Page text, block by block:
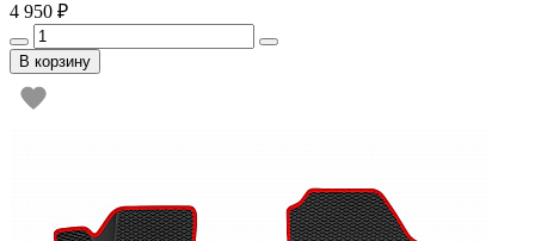
4 950 ₽
В корзину